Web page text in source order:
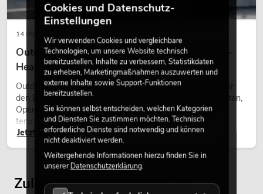
14.05.2026
Outdoor Moving-Heads: Wetterfeste Moving-
Heads bei Events
Outdoor Moving-Heads sind bewegliche Scheinwerfer für
den Einsatz im Freien. Sie werden bei Festivals, Stadtfesten,
Open-Air-Konzerten, Architekturinszenierungen und
temporären Außeninstallationen eingesetzt.
Jetzt lesen
Zuletzt angesehene Artikel
Cookies und Datenschutz-
Einstellungen
Wir verwenden Cookies und vergleichbare
Technologien, um unsere Website technisch
bereitzustellen, Inhalte zu verbessern, Statistikdaten
zu erheben, Marketingmaßnahmen auszuwerten und
externe Inhalte sowie Support-Funktionen
bereitzustellen.
Sie können selbst entscheiden, welchen Kategorien
und Diensten Sie zustimmen möchten. Technisch
erforderliche Dienste sind notwendig und können
nicht deaktiviert werden.
Weitergehende Informationen hierzu finden Sie in
unsererDatenschutzerklärung.